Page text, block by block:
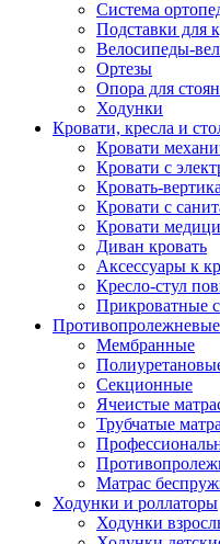
Система
Подставки для
Велосипеды-
Ортезы
Опора для
Ходунки
Кровати, кресла и
Кровати
Кровати с
Кровать-
Кровати с
Кровати
Диван кровать
Аксессуары к
Кресло-стул
Прикроватные
Мембранные
Секционные
Ячеистые
Трубчатые
Матрас
Ходунки и роллаторы
Ходунки